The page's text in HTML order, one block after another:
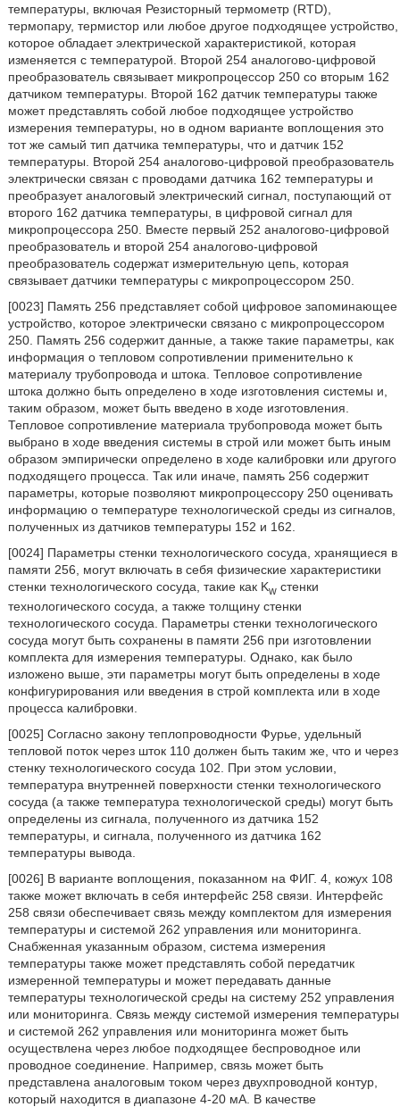
температуры, включая Резисторный термометр (RTD),
термопару, термистор или любое другое подходящее устройство,
которое обладает электрической характеристикой, которая
изменяется с температурой. Второй 254 аналогово-цифровой
преобразователь связывает микропроцессор 250 со вторым 162
датчиком температуры. Второй 162 датчик температуры также
может представлять собой любое подходящее устройство
измерения температуры, но в одном варианте воплощения это
тот же самый тип датчика температуры, что и датчик 152
температуры. Второй 254 аналогово-цифровой преобразователь
электрически связан с проводами датчика 162 температуры и
преобразует аналоговый электрический сигнал, поступающий от
второго 162 датчика температуры, в цифровой сигнал для
микропроцессора 250. Вместе первый 252 аналогово-цифровой
преобразователь и второй 254 аналогово-цифровой
преобразователь содержат измерительную цепь, которая
связывает датчики температуры с микропроцессором 250.
[0023] Память 256 представляет собой цифровое запоминающее
устройство, которое электрически связано с микропроцессором
250. Память 256 содержит данные, а также такие параметры, как
информация о тепловом сопротивлении применительно к
материалу трубопровода и штока. Тепловое сопротивление
штока должно быть определено в ходе изготовления системы и,
таким образом, может быть введено в ходе изготовления.
Тепловое сопротивление материала трубопровода может быть
выбрано в ходе введения системы в строй или может быть иным
образом эмпирически определено в ходе калибровки или другого
подходящего процесса. Так или иначе, память 256 содержит
параметры, которые позволяют микропроцессору 250 оценивать
информацию о температуре технологической среды из сигналов,
полученных из датчиков температуры 152 и 162.
[0024] Параметры стенки технологического сосуда, хранящиеся в
памяти 256, могут включать в себя физические характеристики
стенки технологического сосуда, такие как Kwстенки
технологического сосуда, а также толщину стенки
технологического сосуда. Параметры стенки технологического
сосуда могут быть сохранены в памяти 256 при изготовлении
комплекта для измерения температуры. Однако, как было
изложено выше, эти параметры могут быть определены в ходе
конфигурирования или введения в строй комплекта или в ходе
процесса калибровки.
[0025] Согласно закону теплопроводности Фурье, удельный
тепловой поток через шток 110 должен быть таким же, что и через
стенку технологического сосуда 102. При этом условии,
температура внутренней поверхности стенки технологического
сосуда (а также температура технологической среды) могут быть
определены из сигнала, полученного из датчика 152
температуры, и сигнала, полученного из датчика 162
температуры вывода.
[0026] В варианте воплощения, показанном на ФИГ. 4, кожух 108
также может включать в себя интерфейс 258 связи. Интерфейс
258 связи обеспечивает связь между комплектом для измерения
температуры и системой 262 управления или мониторинга.
Снабженная указанным образом, система измерения
температуры также может представлять собой передатчик
измеренной температуры и может передавать данные
температуры технологической среды на систему 252 управления
или мониторинга. Связь между системой измерения температуры
и системой 262 управления или мониторинга может быть
осуществлена через любое подходящее беспроводное или
проводное соединение. Например, связь может быть
представлена аналоговым током через двухпроводной контур,
который находится в диапазоне 4-20 мА. В качестве